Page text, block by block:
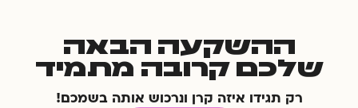
ההשקעה הבאה
שלכם קרובה מתמיד
רק תגידו איזה קרן ונרכוש אותה בשמכם!